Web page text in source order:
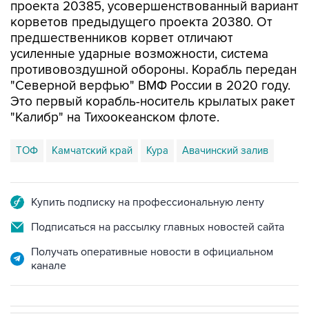
проекта 20385, усовершенствованный вариант
корветов предыдущего проекта 20380. От
предшественников корвет отличают
усиленные ударные возможности, система
противовоздушной обороны. Корабль передан
"Северной верфью" ВМФ России в 2020 году.
Это первый корабль-носитель крылатых ракет
"Калибр" на Тихоокеанском флоте.
ТОФ Камчатский край Кура Авачинский залив
Купить подписку на профессиональную ленту
Подписаться на рассылку главных новостей сайта
Получать оперативные новости в официальном
канале